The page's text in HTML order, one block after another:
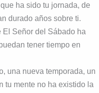
ha sido tu jornada, de
durado años sobre ti.
El Señor del Sábado ha
tener tiempo en
una nueva temporada, un
tu mente no ha existido la